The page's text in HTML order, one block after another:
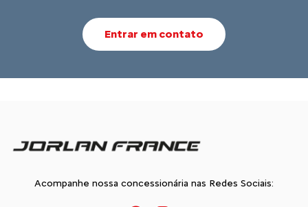
Entrar em contato
Acompanhe nossa concessionária nas Redes Sociais: